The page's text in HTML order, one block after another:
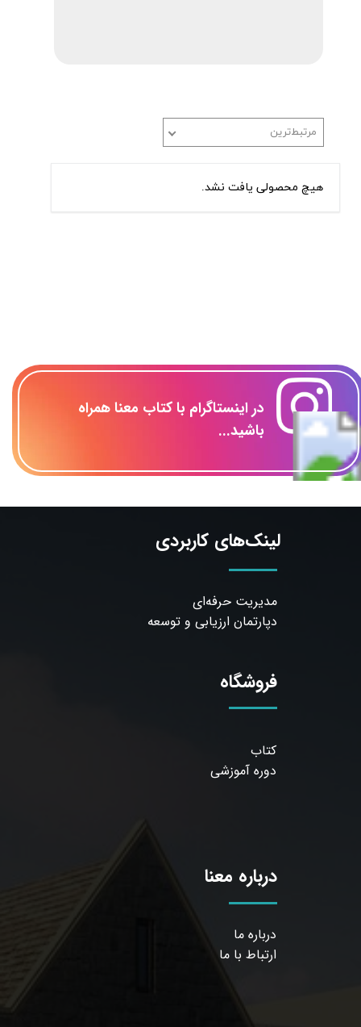
مرتبط‌ترین
هیچ محصولی یافت نشد.
​در اینستاگرام با کتاب معنا همراه
باشید...
فروشگاه
کتاب
دوره آموزشی
درباره معنا
درباره ما
ارتباط با ما
لینک‌های کاربردی
مدیریت حرفه‌ای
دپارتمان ارزیابی و توسعه